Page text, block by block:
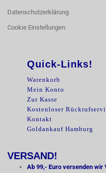
Datenschutzerklärung
Cookie Einstellungen
Quick-Links!
Warenkorb
Mein Konto
Zur Kasse
Kostenloser
Kontakt
Goldankauf Hamburg
VERSAND!
Ab 99,- Euro versenden